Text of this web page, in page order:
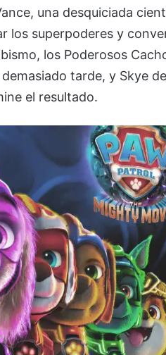
una desquiciada
los superpoderes y
los Poderosos
tarde, y Skye
el resultado.